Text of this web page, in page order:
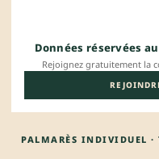
Données réservées
Rejoignez gratuitement la
PALMARÈS INDIVIDUEL ·